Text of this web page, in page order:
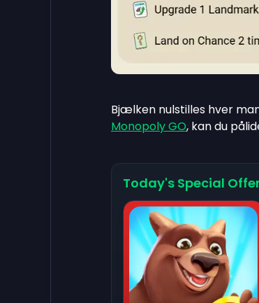
Bjælken nulstilles hver
Monopoly GO, kan du
Today's Special